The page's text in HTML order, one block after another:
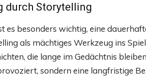
durch Storytelling
es besonders wichtig, eine
als mächtiges Werkzeug ins
die lange im Gedächtnis
sondern eine langfristige